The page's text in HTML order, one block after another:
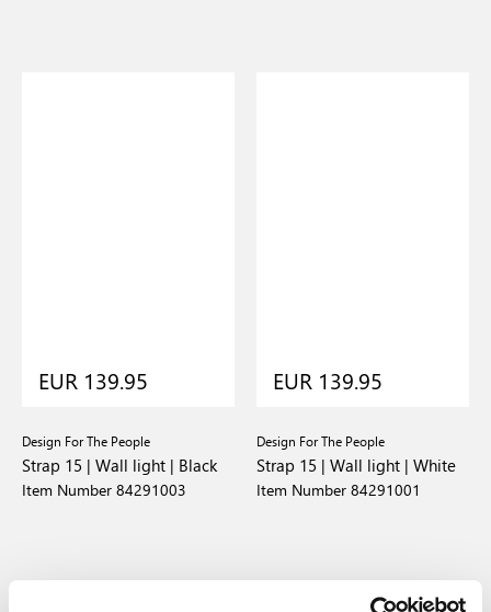
EUR 139.95
Design For The People
Strap 15 | Wall light | Black
Item Number 84291003
EUR 139.95
Design For The People
Strap 15 | Wall light | White
Item Number 84291001